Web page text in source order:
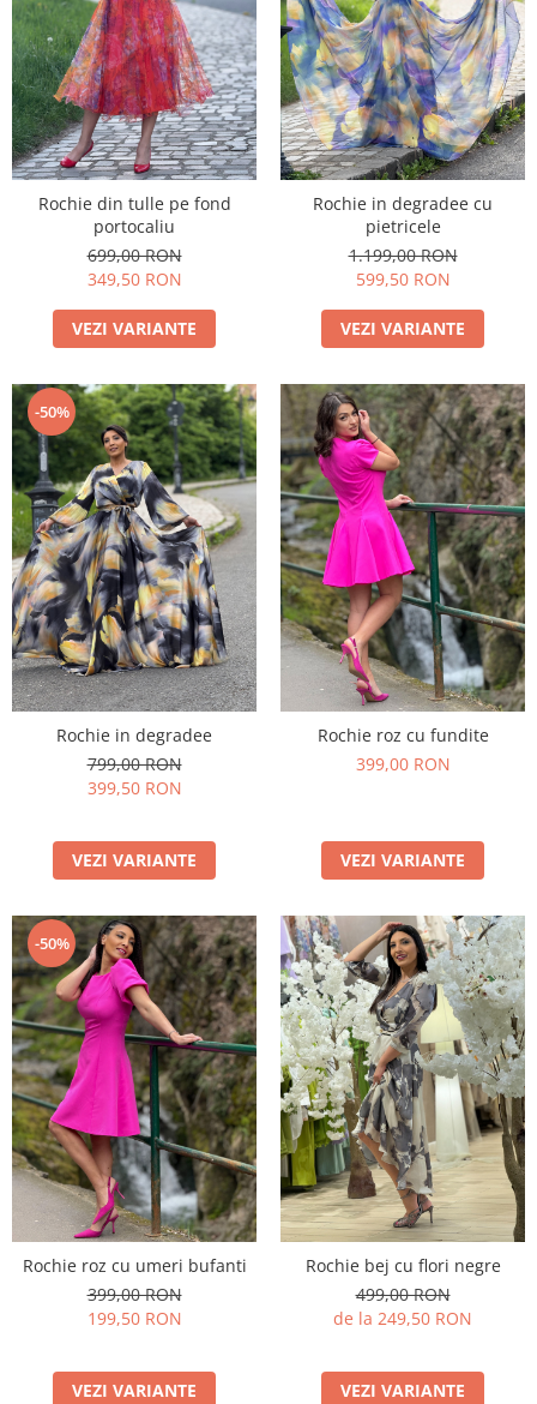
Rochie din tulle pe fond
portocaliu
699,00 RON
349,50 RON
VEZI VARIANTE
Rochie in degradee cu
pietricele
1.199,00 RON
599,50 RON
VEZI VARIANTE
-50%
Rochie in degradee
799,00 RON
399,50 RON
VEZI VARIANTE
Rochie roz cu fundite
399,00 RON
VEZI VARIANTE
-50%
Rochie roz cu umeri bufanti
399,00 RON
199,50 RON
VEZI VARIANTE
Rochie bej cu flori negre
499,00 RON
de la 249,50 RON
VEZI VARIANTE